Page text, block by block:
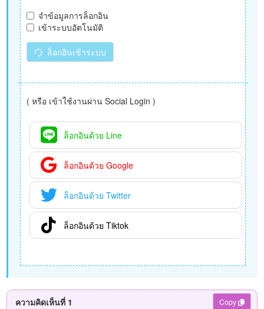
จำข้อมูลการล็อกอิน
เข้าระบบอัตโนมัติ
ล็อกอินเข้าระบบ
( หรือ เข้าใช้งานผ่าน Social Login )
ล็อกอินด้วย Line
ล็อกอินด้วย Google
ล็อกอินด้วย Twitter
ล็อกอินด้วย Tiktok
ความคิดเห็นที่ 1 Copy